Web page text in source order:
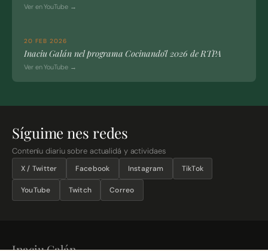
Ver en YouTube →
20 FEB 2026
Inaciu Galán nel programa Cocinando’l 2026 de RTPA
Ver en YouTube →
Síguime nes redes
Conteníu diariu sobre actualidá y actividaes
X / Twitter Facebook Instagram TikTok
YouTube Twitch Correo